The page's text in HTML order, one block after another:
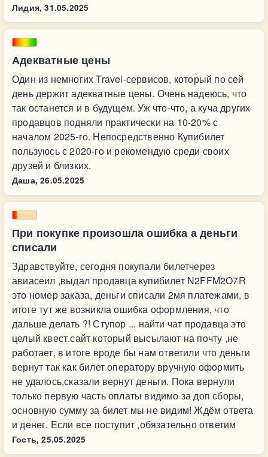
Лидия, 31.05.2025
Адекватные цены
Один из немногих Travel-сервисов, который по сей
день держит адекватные цены. Очень надеюсь, что
так останется и в будущем. Уж что-что, а куча других
продавцов подняли практически на 10-20% с
началом 2025-го. Непосредственно Купибилет
пользуюсь с 2020-го и рекомендую среди своих
друзей и близких.
Даша, 26.05.2025
При покупке произошла ошибка а деньги
списали
Здравствуйте, сегодня покупали билетчерез
авиасеил ,выдал продавца купибилет N2FFM2O7R
это номер заказа, деньги списали 2мя платежами, в
итоге тут же возникла ошибка оформления, что
дальше делать ?! Ступор ... найти чат продавца это
целый квест.сайт который высылают на почту ,не
работает, в итоге вроде бы нам ответили что деньги
вернут так как билет оператору вручную оформить
не удалось,сказали вернут деньги. Пока вернули
только первую часть оплаты видимо за доп сборы,
основную сумму за билет мы не видим! Ждём ответа
и денег. Если все поступит ,обязательно ответим
Гость, 25.05.2025